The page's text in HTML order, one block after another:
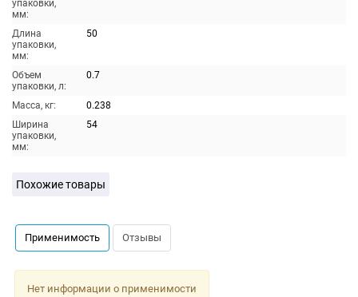
упаковки,
мм:
Длина
упаковки,
мм:
50
Объем
упаковки, л:
0.7
Масса, кг:
0.238
Ширина
упаковки,
мм:
54
Похожие товары
Применимость Отзывы
Нет информации о применимости